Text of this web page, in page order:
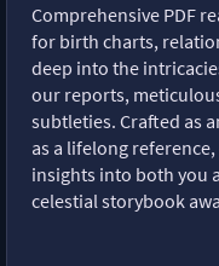
Comprehensive PDF
for birth charts,
deep into the
our reports,
subtleties. Crafted as
as a lifelong
insights into both you
celestial storybook